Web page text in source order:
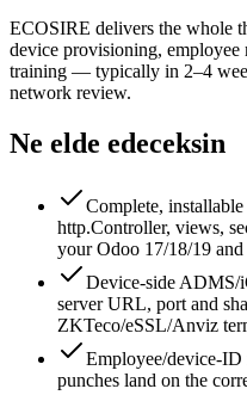
ECOSIRE delivers the whole
device provisioning,
training — typically in 2–4
network review.
Ne elde edeceksin
Complete,
http.Controller, views,
your Odoo 17/18/19
Device-side
server URL, port and
ZKTeco/eSSL/Anviz
Employee/device-ID
punches land on the